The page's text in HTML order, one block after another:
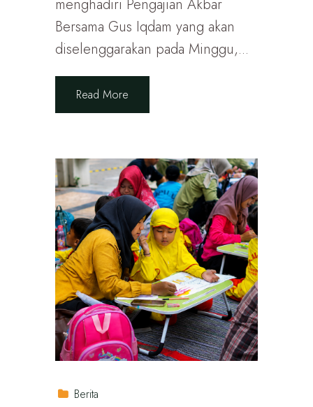
menghadiri Pengajian Akbar
Bersama Gus Iqdam yang akan
diselenggarakan pada Minggu,...
Read More
Berita